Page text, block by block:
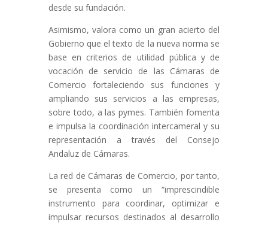
desde su fundación.
Asimismo, valora como un gran acierto del
Gobierno que el texto de la nueva norma se
base en criterios de utilidad pública y de
vocación de servicio de las Cámaras de
Comercio fortaleciendo sus funciones y
ampliando sus servicios a las empresas,
sobre todo, a las pymes. También fomenta
e impulsa la coordinación intercameral y su
representación a través del Consejo
Andaluz de Cámaras.
La red de Cámaras de Comercio, por tanto,
se presenta como un “imprescindible
instrumento para coordinar, optimizar e
impulsar recursos destinados al desarrollo